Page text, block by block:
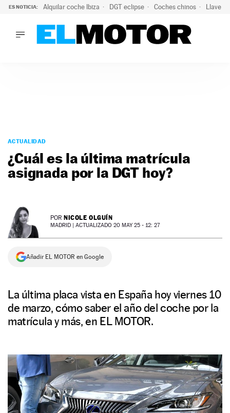
ES NOTICIA: Alquilar coche Ibiza DGT eclipse Coches chinos Llaves
PODCAST
MOTOS
TECNOLOGÍA
SUPERCOCHES
PREMIOS
SERVICIOS
ACTUALIDAD
¿Cuál es la última matrícula
asignada por la DGT hoy?
POR NICOLE OLGUÍN
MADRID | ACTUALIZADO 20 MAY 25 - 12: 27
Añadir EL MOTOR en Google
La última placa vista en España hoy viernes 10
de marzo, cómo saber el año del coche por la
matrícula y más, en EL MOTOR.